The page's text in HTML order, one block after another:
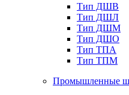
Тип ДШВ
Тип ДШЛ
Тип ДШМ
Тип ДШО
Тип ТПА
Тип ТПМ
Промышленные